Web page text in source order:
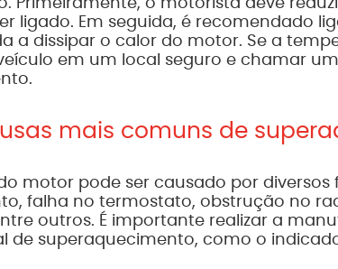
Primeiramente, o motorista deve
ligado. Em seguida, é recomendado
a dissipar o calor do motor. Se a
em um local seguro e chamar
mais comuns de
motor pode ser causado por
falha no termostato, obstrução no
outros. É importante realizar a
de superaquecimento, como o